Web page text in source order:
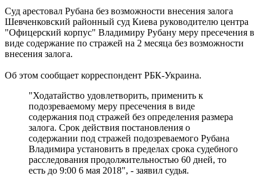
Суд арестовал Рубана без возможности внесения залога
Шевченковский районный суд Киева руководителю центра
"Офицерский корпус" Владимиру Рубану меру пресечения в
виде содержание по стражей на 2 месяца без возможности
внесения залога.
Об этом сообщает корреспондент РБК-Украина.
"Ходатайство удовлетворить, применить к
подозреваемому меру пресечения в виде
содержания под стражей без определения размера
залога. Срок действия постановления о
содержании под стражей подозреваемого Рубана
Владимира установить в пределах срока судебного
расследования продолжительностью 60 дней, то
есть до 9:00 6 мая 2018", - заявил судья.